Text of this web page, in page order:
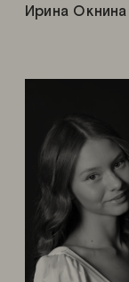
Ирина Окнина